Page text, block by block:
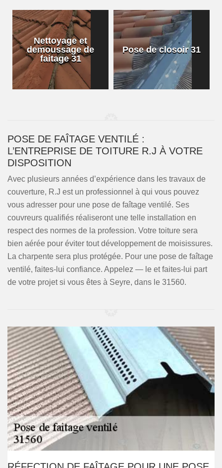
Nettoyage et
demoussage de
faitage 31
Pose de closoir 31
POSE DE FAÎTAGE VENTILÉ :
L’ENTREPRISE DE TOITURE R.J À VOTRE
DISPOSITION
Avec plusieurs années d’expérience dans les travaux de
couverture, R.J est un professionnel à qui vous pouvez
vous adresser pour une pose de faîtage ventilé. Ses
couvreurs qualifiés réaliseront une telle installation en
respect des normes de la profession. Votre toiture sera
bien aérée pour éviter tout développement de moisissures.
La charpente sera plus protégée. Pour une pose de faîtage
ventilé, faites-lui confiance. Appelez — le et faites-lui part
de votre projet si vous êtes à Seyre, dans le 31560.